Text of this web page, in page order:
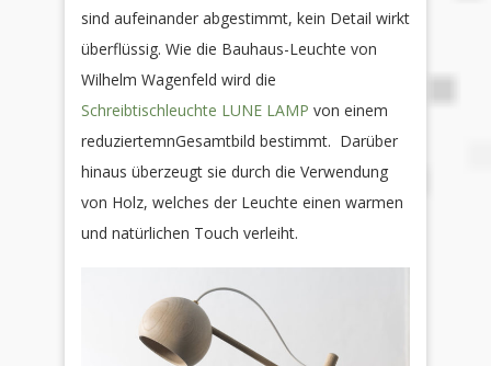
sind aufeinander abgestimmt, kein Detail wirkt
überflüssig. Wie die Bauhaus-Leuchte von
Wilhelm Wagenfeld wird die
Schreibtischleuchte LUNE LAMP von einem
reduziertemnGesamtbild bestimmt. Darüber
hinaus überzeugt sie durch die Verwendung
von Holz, welches der Leuchte einen warmen
und natürlichen Touch verleiht.